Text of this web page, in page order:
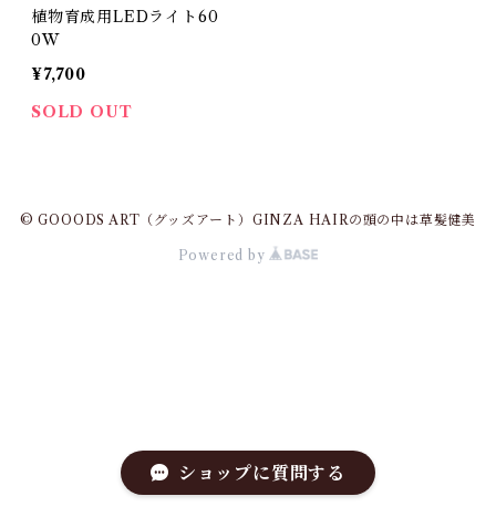
植物育成用LEDライト60
0W
¥7,700
SOLD OUT
© GOOODS ART（グッズアート）GINZA HAIRの頭の中は草髪健美
Powered by
ショップに質問する